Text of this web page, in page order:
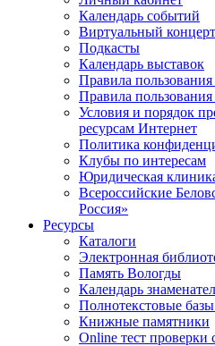
Календарь событий
Виртуальный
Подкасты
Календарь выставок
Правила
Правила
Условия и порядок
ресурсам Интернет
Политика
Клубы по интересам
Юридическая
Всероссийские
Россия»
Ресурсы
Каталоги
Электронная
Память Вологды
Календарь
Полнотекстовые
Книжные памятники
Online тест проверки